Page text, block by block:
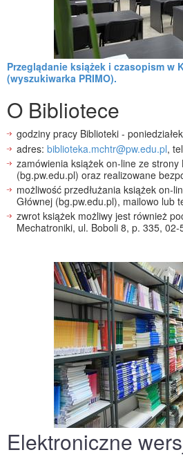
Przeglądanie książek i czasopism w
(wyszukiwarka PRIMO).
O Bibliotece
godziny pracy Biblioteki -
adres: biblioteka.mchtr@pw.edu.pl,
zamówienia książek on-line ze strony
(bg.pw.edu.pl) oraz realizowane
możliwość przedłużania książek on-
Głównej (bg.pw.edu.pl), mailowo lub
zwrot książek możliwy jest również
Mechatroniki, ul. Boboli 8, p. 335, 02-
Elektroniczne